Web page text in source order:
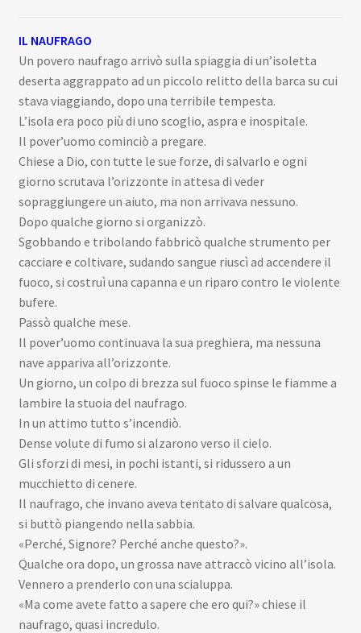
IL NAUFRAGO
Un povero naufrago arrivò sulla spiaggia di un’isoletta
deserta aggrappato ad un piccolo relitto della barca su cui
stava viaggiando, dopo una terribile tempesta.
L’isola era poco più di uno scoglio, aspra e inospitale.
Il pover’uomo cominciò a pregare.
Chiese a Dio, con tutte le sue forze, di salvarlo e ogni
giorno scrutava l’orizzonte in attesa di veder
sopraggiungere un aiuto, ma non arrivava nessuno.
Dopo qualche giorno si organizzò.
Sgobbando e tribolando fabbricò qualche strumento per
cacciare e coltivare, sudando sangue riuscì ad accendere il
fuoco, si costruì una capanna e un riparo contro le violente
bufere.
Passò qualche mese.
Il pover’uomo continuava la sua preghiera, ma nessuna
nave appariva all’orizzonte.
Un giorno, un colpo di brezza sul fuoco spinse le fiamme a
lambire la stuoia del naufrago.
In un attimo tutto s’incendiò.
Dense volute di fumo si alzarono verso il cielo.
Gli sforzi di mesi, in pochi istanti, si ridussero a un
mucchietto di cenere.
Il naufrago, che invano aveva tentato di salvare qualcosa,
si buttò piangendo nella sabbia.
«Perché, Signore? Perché anche questo?».
Qualche ora dopo, un grossa nave attraccò vicino all’isola.
Vennero a prenderlo con una scialuppa.
«Ma come avete fatto a sapere che ero qui?» chiese il
naufrago, quasi incredulo.